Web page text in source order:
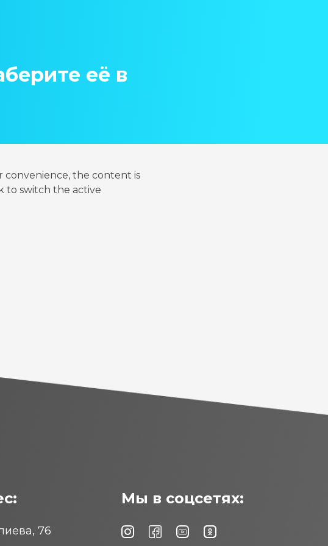
её в
convenience, the content is
to switch the active
76
Мы в соцсетях: